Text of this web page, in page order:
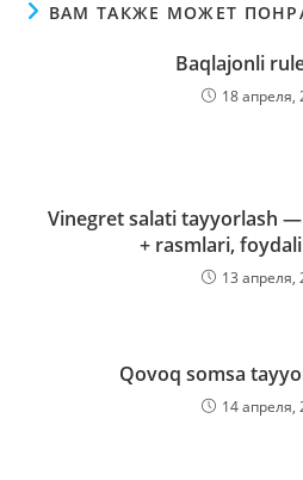
ВАМ ТАКЖЕ МОЖЕТ
Baqlajonli
18 апреля,
Vinegret salati tayyorlash
+ rasmlari,
13 апреля,
Qovoq somsa
14 апреля,